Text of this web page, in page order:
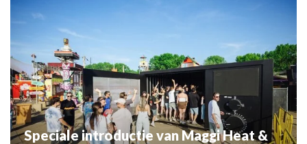
Speciale introductie van Maggi Heat &